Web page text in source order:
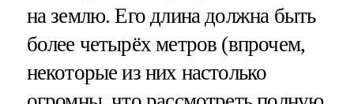
на землю. Его длина должна быть
более четырёх метров (впрочем,
некоторые из них настолько